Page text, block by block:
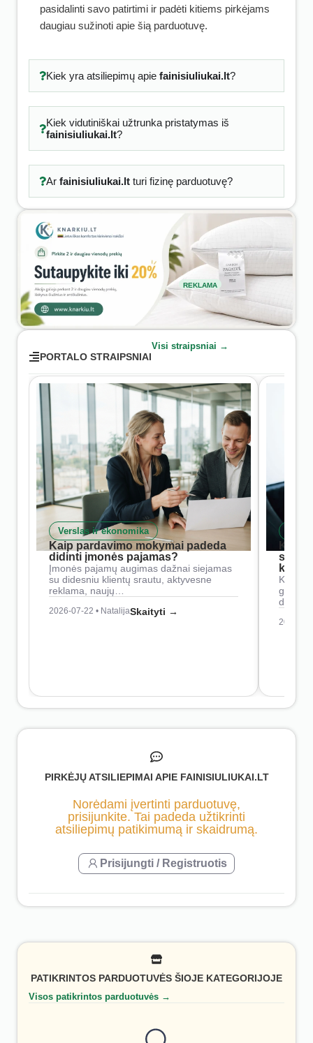
pasidalinti savo patirtimi ir padėti kitiems pirkėjams
daugiau sužinoti apie šią parduotuvę.
Kiek yra atsiliepimų apie fainisiuliukai.lt?
Kiek vidutiniškai užtrunka pristatymas iš
fainisiuliukai.lt?
Ar fainisiuliukai.ltturi fizinę parduotuvę?
REKLAMA
PORTALO STRAIPSNIAI
Visi straipsniai →
Verslas ir ekonomika
Kaip pardavimo mokymai padeda
didinti įmonės pajamas?
Įmonės pajamų augimas dažnai siejamas
su didesniu klientų srautu, aktyvesne
reklama, naujų…
2026-07-22 • NatalijaSkaityti →
Kaip
2026-
PIRKĖJŲ ATSILIEPIMAI APIE FAINISIULIUKAI.LT
Norėdami įvertinti parduotuvę,
prisijunkite. Tai padeda užtikrinti
atsiliepimų patikimumą ir skaidrumą.
Prisijungti / Registruotis
PATIKRINTOS PARDUOTUVĖS ŠIOJE KATEGORIJOJE
Visos patikrintos parduotuvės →